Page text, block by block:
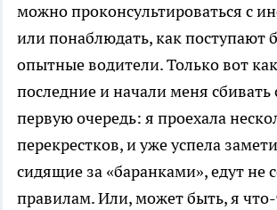
можно проконсультироваться с
или понаблюдать, как поступают
опытные водители. Только вот
последние и начали меня сбивать
первую очередь: я проехала
перекрестков, и уже успела
сидящие за «баранками», едут не
правилам. Или, может быть, я что-